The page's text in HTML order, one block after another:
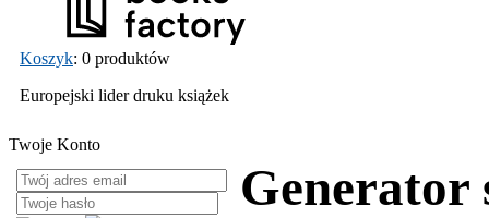
Koszyk: 0 produktów
Europejski lider druku książek
Twoje Konto
Generator